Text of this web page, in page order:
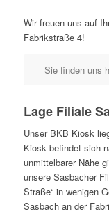
Wir freuen uns auf
Fabrikstraße 4!
Sie finden uns
Lage Filiale
Unser BKB Kiosk
Kiosk befindet sich
unmittelbarer Nähe
unsere Sasbacher
Straße“ in wenigen
Sasbach an der